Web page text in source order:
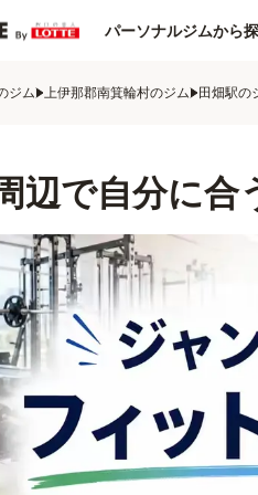
パーソナルジムから
ジム 上伊那郡南箕輪村のジム 田畑駅の
辺で自分に合